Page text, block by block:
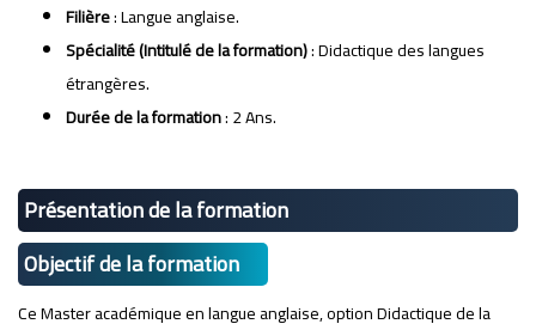
Filière: Langue anglaise.
Spécialité(Intitulé de la formation): Didactique des langues
étrangères.
Durée de la formation: 2 Ans.
Présentation de la formation
Objectif de la formation
Ce Master académique en langue anglaise, option Didactique de la